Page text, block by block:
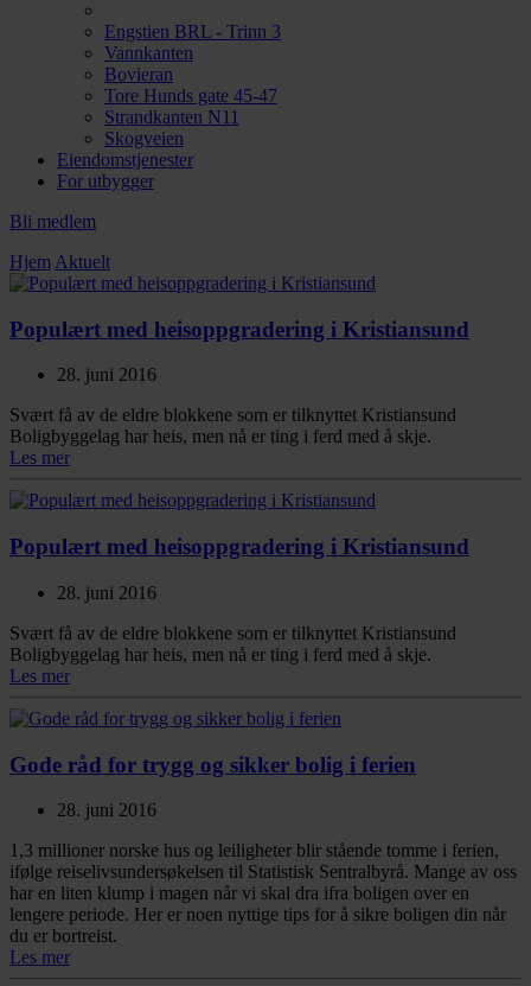
Engstien BRL - Trinn 3
Vannkanten
Bovieran
Tore Hunds gate 45-47
Strandkanten N11
Skogveien
Eiendomstjenester
For utbygger
Bli medlem
Hjem Aktuelt
Populært med heisoppgradering i Kristiansund
28. juni 2016
Svært få av de eldre blokkene som er tilknyttet Kristiansund
Boligbyggelag har heis, men nå er ting i ferd med å skje.
Les mer
Populært med heisoppgradering i Kristiansund
28. juni 2016
Svært få av de eldre blokkene som er tilknyttet Kristiansund
Boligbyggelag har heis, men nå er ting i ferd med å skje.
Les mer
Gode råd for trygg og sikker bolig i ferien
28. juni 2016
1,3 millioner norske hus og leiligheter blir stående tomme i ferien,
ifølge reiselivsundersøkelsen til Statistisk Sentralbyrå. Mange av oss
har en liten klump i magen når vi skal dra ifra boligen over en
lengere periode. Her er noen nyttige tips for å sikre boligen din når
du er bortreist.
Les mer